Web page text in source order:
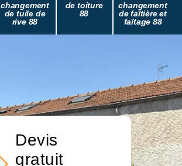
changement
de tuile de
rive 88
de toiture
88
changement
de faîtière et
faîtage 88
Devis
gratuit